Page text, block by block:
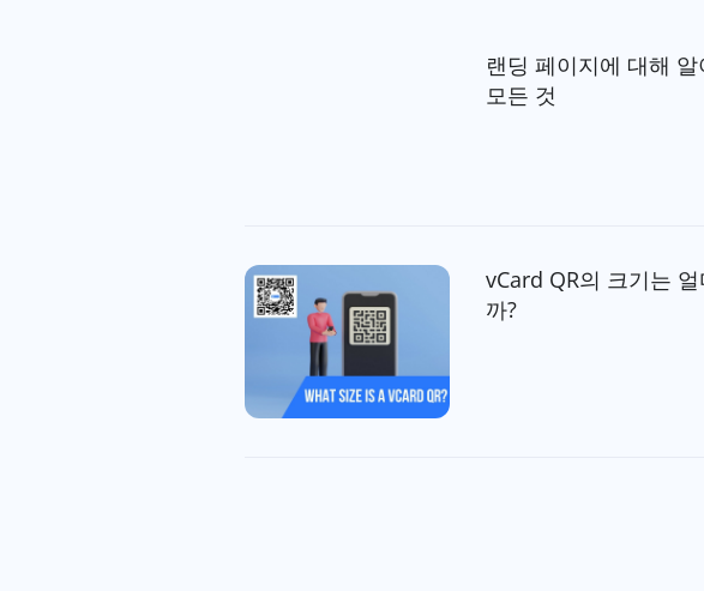
랜딩 페이지에 대해
모든 것
vCard QR의 크기는
까?